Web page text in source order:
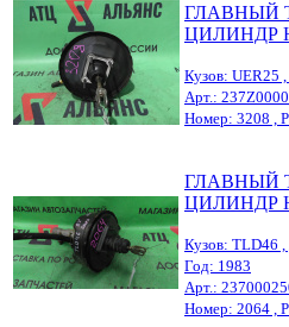
ГЛАВНЫЙ
ЦИЛИНДР
Кузов: UER25 ,
Арт.:
Номер: 3208 ,
ГЛАВНЫЙ
ЦИЛИНДР
Кузов: TLD46 ,
Год: 1983
Арт.:
Номер: 2064 ,